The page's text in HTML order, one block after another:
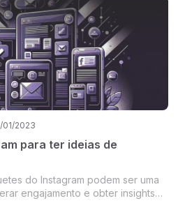
01/2023
para ter ideias de
do Instagram podem ser uma
engajamento e obter insights